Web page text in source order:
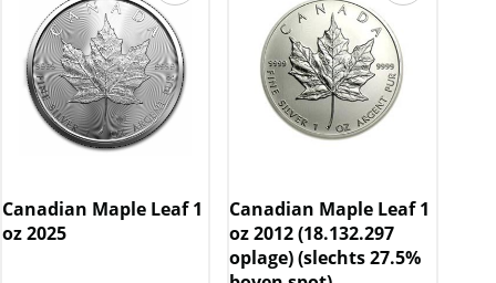
Canadian Maple Leaf 1
oz 2025
Canadian Maple Leaf 1
oz 2012 (18.132.297
oplage) (slechts 27.5%